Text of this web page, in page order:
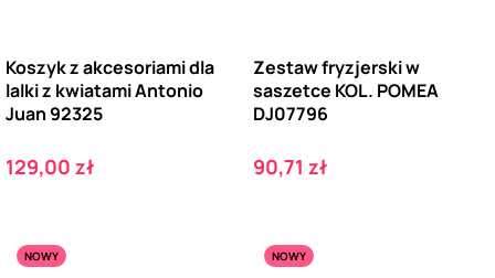
Koszyk z akcesoriami dla
lalki z kwiatami Antonio
Juan 92325
Cena
129,00 zł
Zestaw fryzjerski w
saszetce KOL. POMEA
DJ07796
Cena
90,71 zł
NOWY NOWY